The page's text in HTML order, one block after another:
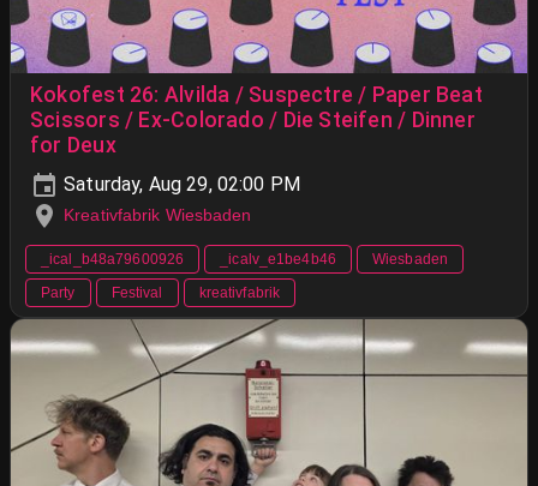
Kokofest 26: Alvilda / Suspectre / Paper Beat
Scissors / Ex-Colorado / Die Steifen / Dinner
for Deux
Saturday, Aug 29, 02:00 PM
Kreativfabrik Wiesbaden
_ical_b48a79600926 _icalv_e1be4b46
Wiesbaden
Party
Festival kreativfabrik